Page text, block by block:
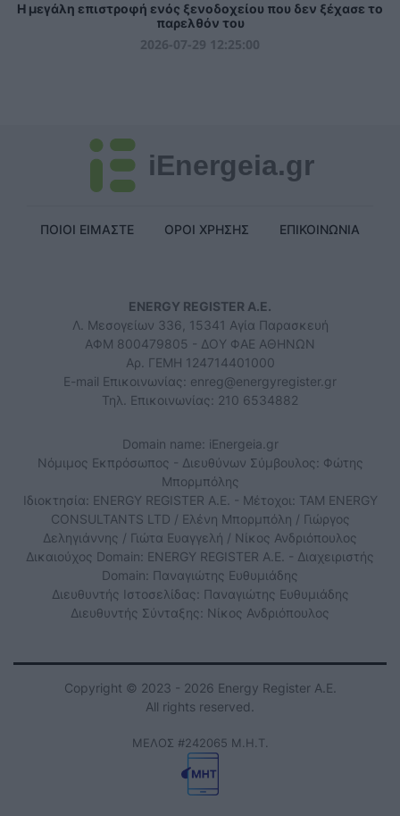
Η μεγάλη επιστροφή ενός ξενοδοχείου που δεν ξέχασε το
παρελθόν του
2026-07-29 12:25:00
iEnergeia.gr
ΠΟΙΟΙ ΕΙΜΑΣΤΕ ΟΡΟΙ ΧΡΗΣΗΣ ΕΠΙΚΟΙΝΩΝΙΑ
ENERGY REGISTER Α.Ε.
Λ. Μεσογείων 336, 15341 Αγία Παρασκευή
ΑΦΜ 800479805 - ΔΟΥ ΦΑΕ ΑΘΗΝΩΝ
Αρ. ΓΕΜΗ 124714401000
E-mail Επικοινωνίας: enreg@energyregister.gr
Τηλ. Επικοινωνίας: 210 6534882
Domain name: iEnergeia.gr
Νόμιμος Εκπρόσωπος - Διευθύνων Σύμβουλος: Φώτης
Μπορμπόλης
Ιδιοκτησία: ENERGY REGISTER Α.Ε. - Μέτοχοι: TAM ENERGY
CONSULTANTS LTD / Ελένη Μπορμπόλη / Γιώργος
Δεληγιάννης / Γιώτα Ευαγγελή / Νίκος Ανδριόπουλος
Δικαιούχος Domain: ENERGY REGISTER Α.Ε. - Διαχειριστής
Domain: Παναγιώτης Ευθυμιάδης
Διευθυντής Ιστοσελίδας: Παναγιώτης Ευθυμιάδης
Διευθυντής Σύνταξης: Νίκος Ανδριόπουλος
Copyright © 2023 - 2026 Energy Register Α.Ε.
All rights reserved.
ΜΕΛΟΣ #242065 Μ.Η.Τ.